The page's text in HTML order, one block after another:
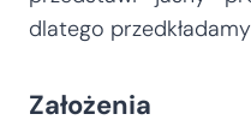
dlatego
Założenia